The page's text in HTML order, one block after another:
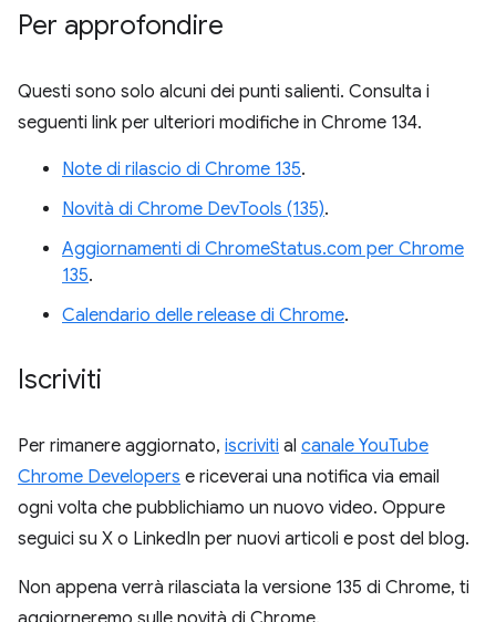
Per approfondire
Questi sono solo alcuni dei punti salienti. Consulta i
seguenti link per ulteriori modifiche in Chrome 134.
Note di rilascio di Chrome 135.
Novità di Chrome DevTools (135).
Aggiornamenti di ChromeStatus.com per Chrome
135.
Calendario delle release di Chrome.
Iscriviti
Per rimanere aggiornato, iscriviti al canale YouTube
Chrome Developers e riceverai una notifica via email
ogni volta che pubblichiamo un nuovo video. Oppure
seguici su X o LinkedIn per nuovi articoli e post del blog.
Non appena verrà rilasciata la versione 135 di Chrome, ti